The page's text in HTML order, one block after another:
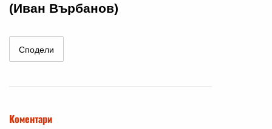
(Иван Върбанов)
Сподели
Коментари